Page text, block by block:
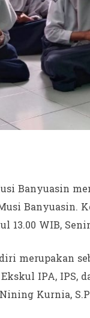
Banyuasin
Banyuasin.
WIB,
merupakan
IPA, IPS,
Kurnia,